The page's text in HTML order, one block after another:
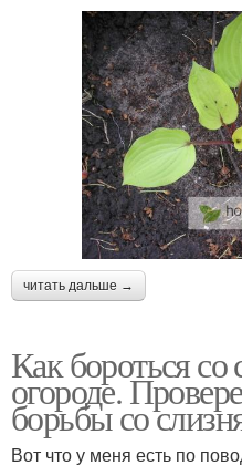
читать дальше →
Как бороться со
огороде.
борьбы со
Вот что у меня есть по